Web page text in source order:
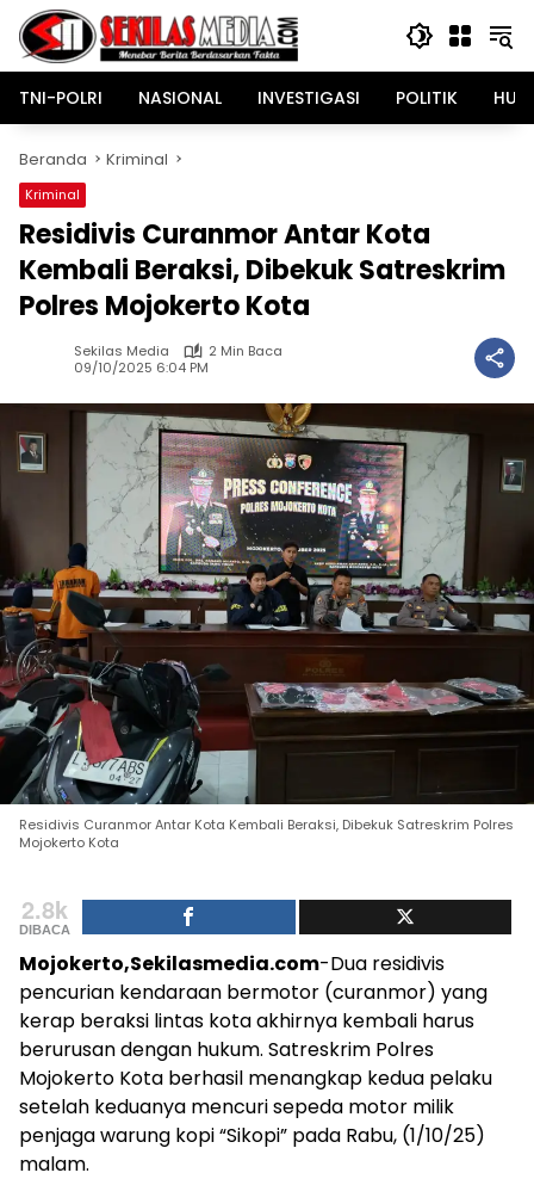
Langsung
konten
TNI-POLRI
NASIONAL INVESTIGASI POLITIK
Beranda Kriminal
Kriminal
Residivis Curanmor Antar Kota
Kembali Beraksi, Dibekuk Satreskrim
Polres Mojokerto Kota
Sekilas Media
2 Min Baca
09/10/2025 6:04 PM
Residivis Curanmor Antar Kota Kembali Beraksi, Dibekuk Satreskrim Polres
Mojokerto Kota
2.8k
DIBACA
Mojokerto,Sekilasmedia.com-Dua residivis
pencurian kendaraan bermotor (curanmor) yang
kerap beraksi lintas kota akhirnya kembali harus
berurusan dengan hukum. Satreskrim Polres
Mojokerto Kota berhasil menangkap kedua pelaku
setelah keduanya mencuri sepeda motor milik
penjaga warung kopi “Sikopi” pada Rabu, (1/10/25)
malam.